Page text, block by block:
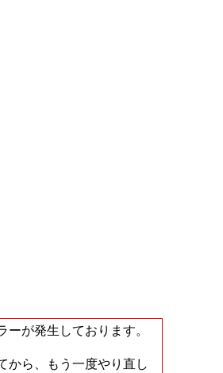
ーが発生しております。
から、もう一度やり直し